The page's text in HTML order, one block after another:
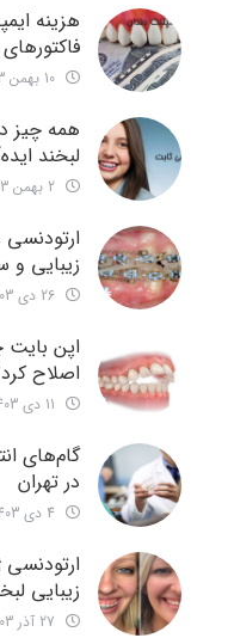
همه چیز
لبخند
زیبایی و
اپن
اصلاح
گام‌های
در تهران
ارتودنسی
زیبایی